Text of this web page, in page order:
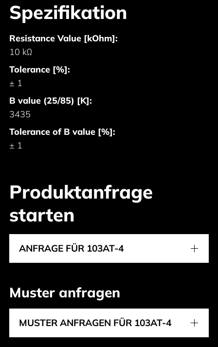
Spezifikation
Resistance Value [kOhm]:
10 kΩ
Tolerance [%]:
± 1
B value (25/85) [K]:
3435
Tolerance of B value [%]:
± 1
Produktanfrage
starten
ANFRAGE FÜR 103AT-4
Muster anfragen
MUSTER ANFRAGEN FÜR 103AT-4